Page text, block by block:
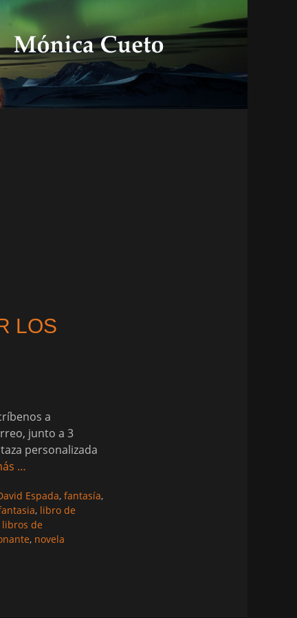
LOS
a
junto a 3
personalizada
…
Espada, fantasía,
, libro de
libros de
, novela